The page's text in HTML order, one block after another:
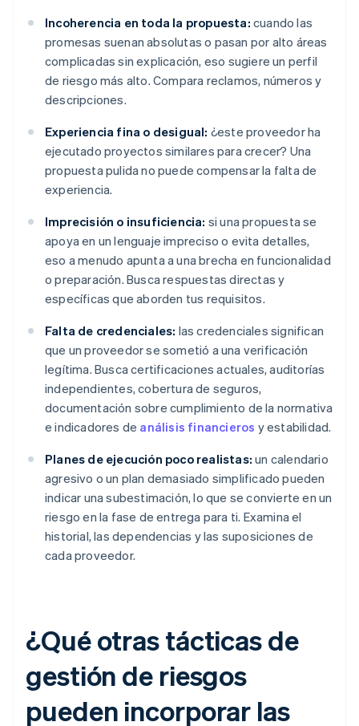
Incoherencia en toda la propuesta: cuando las
promesas suenan absolutas o pasan por alto áreas
complicadas sin explicación, eso sugiere un perfil
de riesgo más alto. Compara reclamos, números y
descripciones.
Experiencia fina o desigual: ¿este proveedor ha
ejecutado proyectos similares para crecer? Una
propuesta pulida no puede compensar la falta de
experiencia.
Imprecisión o insuficiencia: si una propuesta se
apoya en un lenguaje impreciso o evita detalles,
eso a menudo apunta a una brecha en funcionalidad
o preparación. Busca respuestas directas y
específicas que aborden tus requisitos.
Falta de credenciales: las credenciales significan
que un proveedor se sometió a una verificación
legítima. Busca certificaciones actuales, auditorías
independientes, cobertura de seguros,
documentación sobre cumplimiento de la normativa
e indicadores de análisis financieros y estabilidad.
Planes de ejecución poco realistas: un calendario
agresivo o un plan demasiado simplificado pueden
indicar una subestimación, lo que se convierte en un
riesgo en la fase de entrega para ti. Examina el
historial, las dependencias y las suposiciones de
cada proveedor.
¿Qué otras tácticas de
gestión de riesgos
pueden incorporar las